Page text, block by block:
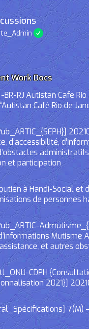
Work Docs
RJ Autistan Cafe
Café Rio de
d’accessibilité,
et participation
à Handi-Social et
de personnes
Mutisme
et autres
CDPH
2021}]
7(M)